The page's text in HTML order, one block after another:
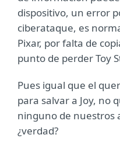
dispositivo, un error
ciberataque, es
Pixar, por falta de
punto de perder Toy
Pues igual que el
para salvar a Joy, no
ninguno de nuestros
¿verdad?